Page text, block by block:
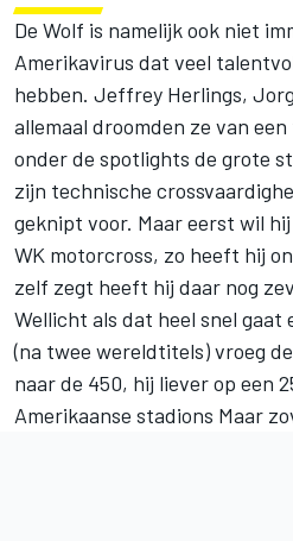
De Wolf is namelijk ook niet
Amerikavirus dat veel
hebben. Jeffrey Herlings,
allemaal droomden ze van
onder de spotlights de grote
zijn technische
geknipt voor. Maar eerst wil
WK motorcross, zo heeft hij
zelf zegt heeft hij daar nog
Wellicht als dat heel snel gaat
(na twee wereldtitels) vroeg
naar de 450, hij liever op een
Amerikaanse stadions Maar